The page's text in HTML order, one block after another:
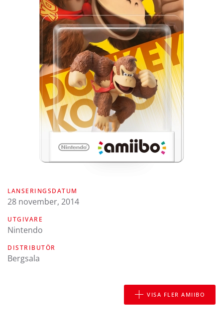
LANSERINGSDATUM
28 november, 2014
UTGIVARE
Nintendo
DISTRIBUTÖR
Bergsala
VISA FLER AMIIBO